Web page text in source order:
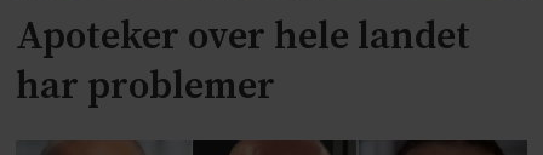
Apoteker over hele landet
har problemer